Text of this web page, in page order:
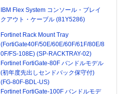
IBM Flex System コンソール・ブレイ
クアウト・ケーブル (81Y5286)
Fortinet Rack Mount Tray
(FortiGate40F/50E/60E/60F/61F/80E/8
0F/FS-108E) (SP-RACKTRAY-02)
Fortinet FortiGate-80F バンドルモデル
(初年度先出しセンドバック保守付)
(FG-80F-BDL-US)
Fortinet FortiGate-100F バンドルモデ